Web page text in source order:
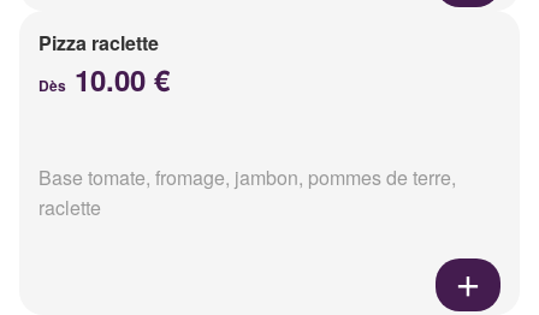
Pizza raclette
Dès 10.00 €
Base tomate, fromage, jambon, pommes de terre,
raclette